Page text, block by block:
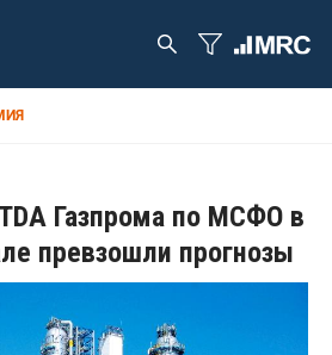
Газпрома по МСФО в
превзошли прогнозы